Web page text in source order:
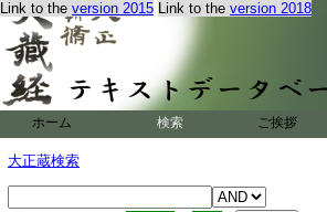
Link to the version 2015 Link to the version 2018
ホーム 検索 ご挨拶
大正蔵検索